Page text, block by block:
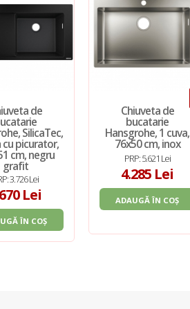
de
SilicaTec,
cu picurator,
cm, negru
grafit
3.726 Lei
Lei
ÎN COȘ
Chiuveta de
bucatarie
Hansgrohe, 1 cuva,
76x50 cm, inox
PRP: 5.621 Lei
4.285 Lei
ADAUGĂ ÎN COȘ